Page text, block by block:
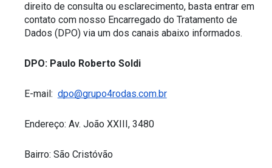
direito de consulta ou esclarecimento, basta entrar em
contato com nosso Encarregado do Tratamento de
Dados (DPO) via um dos canais abaixo informados.
DPO: Paulo Roberto Soldi
E-mail: dpo@grupo4rodas.com.br
Endereço: Av. João XXIII, 3480
Bairro: São Cristóvão